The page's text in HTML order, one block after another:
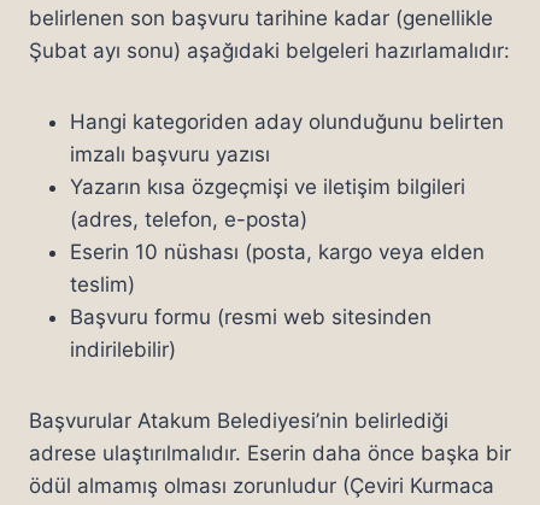
belirlenen son başvuru tarihine kadar (genellikle
Şubat ayı sonu) aşağıdaki belgeleri hazırlamalıdır:
Hangi kategoriden aday olunduğunu belirten
imzalı başvuru yazısı
Yazarın kısa özgeçmişi ve iletişim bilgileri
(adres, telefon, e-posta)
Eserin 10 nüshası (posta, kargo veya elden
teslim)
Başvuru formu (resmi web sitesinden
indirilebilir)
Başvurular Atakum Belediyesi’nin belirlediği
adrese ulaştırılmalıdır. Eserin daha önce başka bir
ödül almamış olması zorunludur (Çeviri Kurmaca